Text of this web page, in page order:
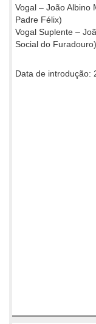
Vogal – João Albino
Padre Félix)
Vogal Suplente –
Social do Furadouro)
Data de introdução: